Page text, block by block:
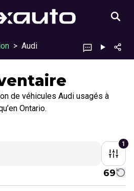
> Audi
de véhicules Audi usagés à
Ontario.
1
69